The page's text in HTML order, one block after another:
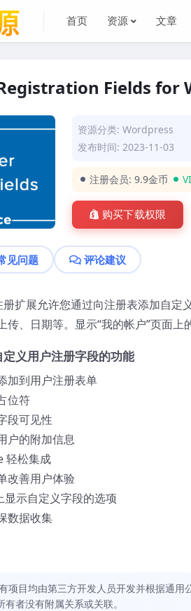
首页 资源 文章
Fields for
资源分类:Wordpress
发布时间: 2023-11-03
注册会员:9.9金币
购买下载权限
见问题 评论建议
扩展允许您通过向注册表添加自定
、日期等。显示“我的帐户”页面上
义用户注册字段的功能
加到用户注册表单
位符
段可见性
户的附加信息
轻松集成
改善用户体验
显示自定义字段的选项
数据收集
项目均由第三方开发人员开发并根据通
者没有附属关系或关联。